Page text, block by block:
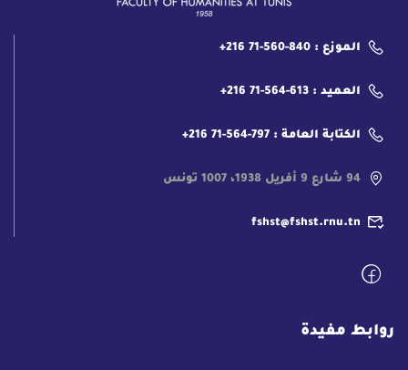
الموزع : 840-560-71 216+
العميد : 613-564-71 216+
الكتابة العامة : 797-564-71 216+
94 شارع 9 أفريل 1938، 1007 تونس
fshst@fshst.rnu.tn
روابط مفيدة